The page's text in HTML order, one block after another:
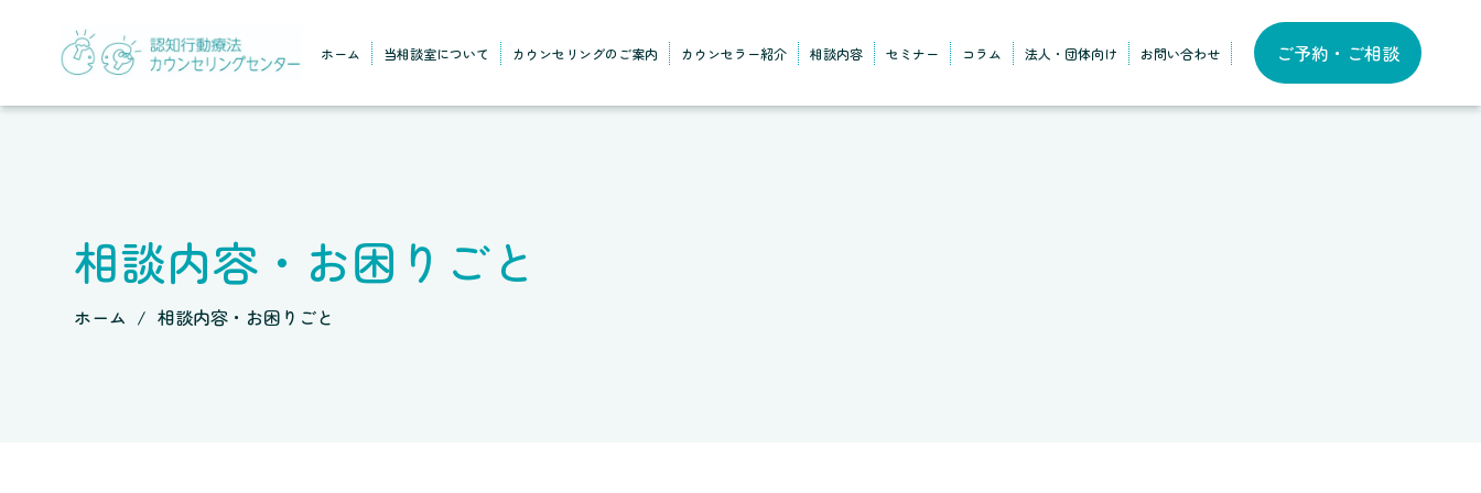
ホーム 当相談室について カウンセリングのご案内 カウンセラー紹介 相談内容 セミナー コラム 法人・団体向け お問い合わせ ご予約・ご相談
相談内容・お困りごと
ホーム 相談内容・お困りごと